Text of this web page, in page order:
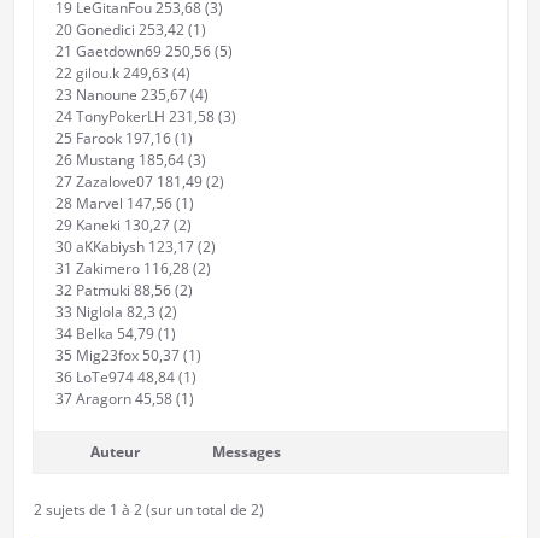
19 LeGitanFou 253,68 (3)
20 Gonedici 253,42 (1)
21 Gaetdown69 250,56 (5)
22 gilou.k 249,63 (4)
23 Nanoune 235,67 (4)
24 TonyPokerLH 231,58 (3)
25 Farook 197,16 (1)
26 Mustang 185,64 (3)
27 Zazalove07 181,49 (2)
28 Marvel 147,56 (1)
29 Kaneki 130,27 (2)
30 aKKabiysh 123,17 (2)
31 Zakimero 116,28 (2)
32 Patmuki 88,56 (2)
33 Niglola 82,3 (2)
34 Belka 54,79 (1)
35 Mig23fox 50,37 (1)
36 LoTe974 48,84 (1)
37 Aragorn 45,58 (1)
Auteur Messages
2 sujets de 1 à 2 (sur un total de 2)